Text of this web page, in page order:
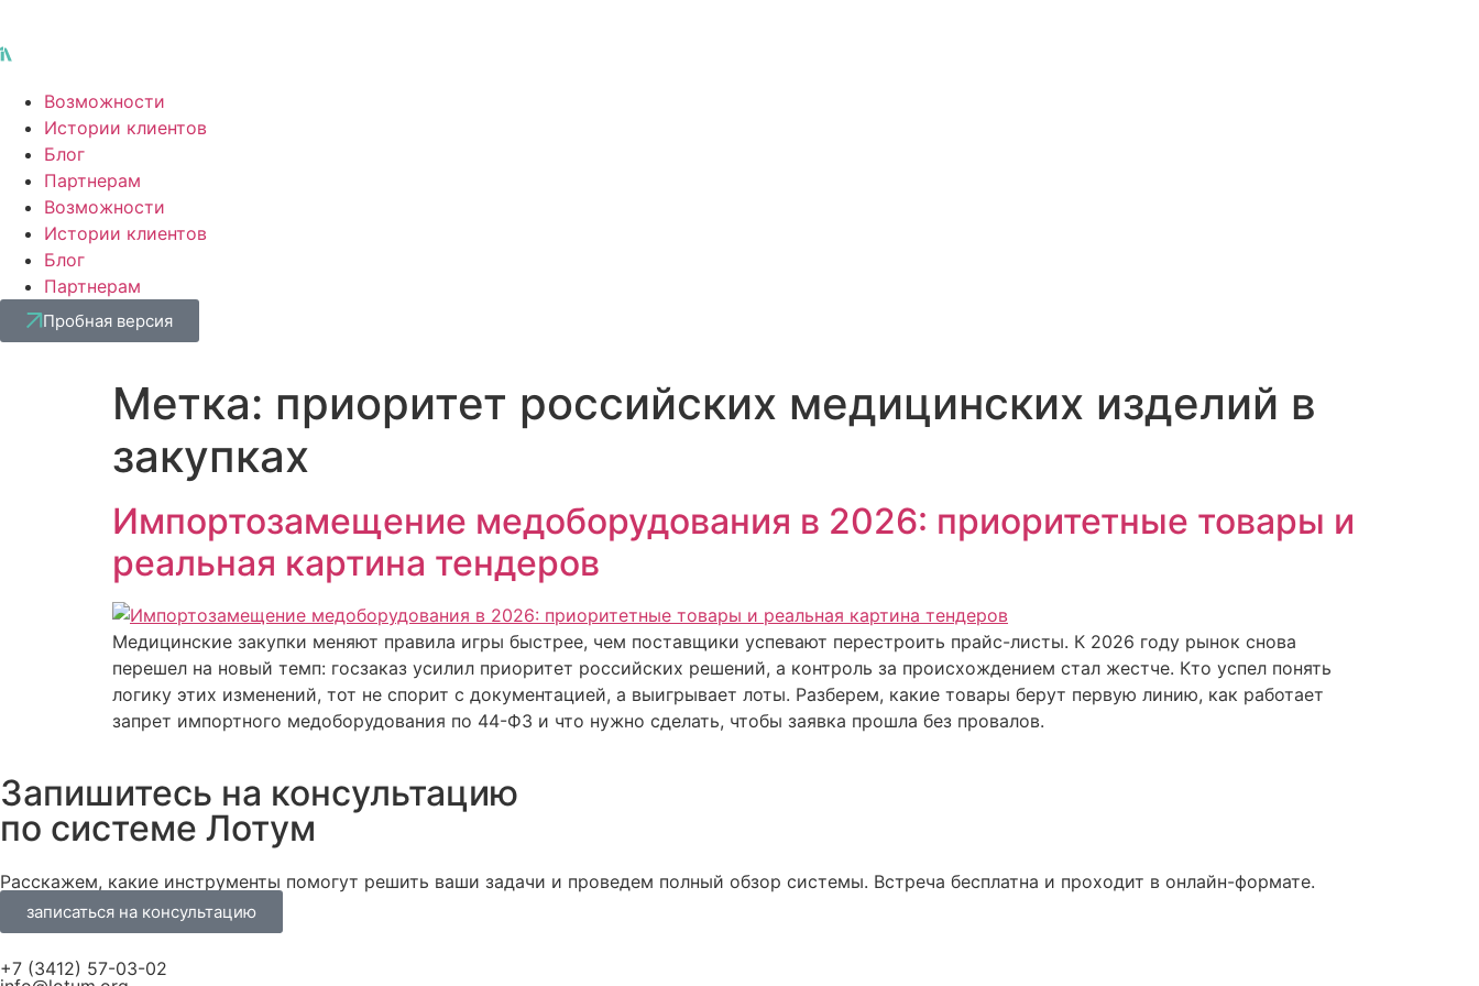
Возможности
Истории клиентов
Блог
Партнерам
Возможности
Истории клиентов
Блог
Партнерам
Пробная версия
Метка: приоритет российских медицинских изделий в
закупках
Импортозамещение медоборудования в 2026: приоритетные товары и
реальная картина тендеров
Медицинские закупки меняют правила игры быстрее, чем поставщики успевают перестроить прайс-листы. К 2026 году рынок снова
перешел на новый темп: госзаказ усилил приоритет российских решений, а контроль за происхождением стал жестче. Кто успел понять
логику этих изменений, тот не спорит с документацией, а выигрывает лоты. Разберем, какие товары берут первую линию, как работает
запрет импортного медоборудования по 44-ФЗ и что нужно сделать, чтобы заявка прошла без провалов.
Запишитесь на консультацию
по системе Лотум
Расскажем, какие инструменты помогут решить ваши задачи и проведем полный обзор системы. Встреча бесплатна и проходит в онлайн-формате.
записаться на консультацию
+7 (3412) 57-03-02